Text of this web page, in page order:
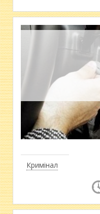
Кримінал